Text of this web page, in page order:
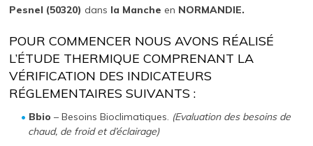
Pesnel (50320) dans la Mancheen NORMANDIE.
POUR COMMENCER NOUS AVONS RÉALISÉ
L’ÉTUDE THERMIQUE COMPRENANT LA
VÉRIFICATION DES INDICATEURS
RÉGLEMENTAIRES SUIVANTS :
Bbio – Besoins Bioclimatiques. (Evaluation des besoins de
chaud, de froid et d’éclairage)